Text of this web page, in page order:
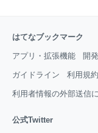
はてなブックマーク
アプリ・拡張機能 開
ガイドライン 利用規約
利用者情報の外部送信
公式Twitter